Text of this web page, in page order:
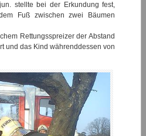
stellte bei der Erkundung fest,
Fuß zwischen zwei Bäumen
Rettungsspreizer der Abstand
und das Kind währenddessen von